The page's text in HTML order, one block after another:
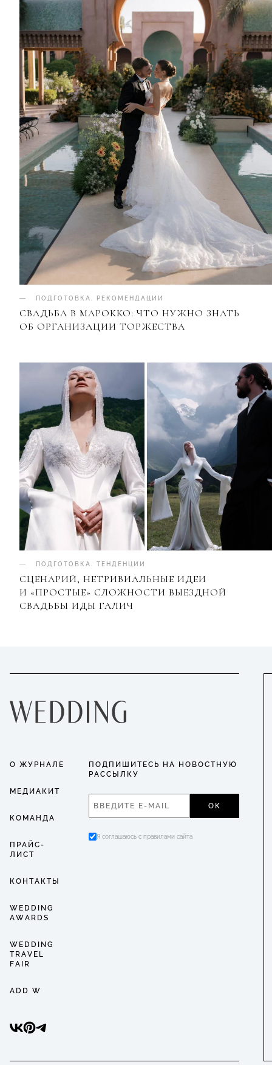
ПОДГОТОВКА РЕКОМЕНДАЦИИ
СВАДЬБА В МАРОККО: ЧТО НУЖНО ЗНАТЬ
ОБ ОРГАНИЗАЦИИ ТОРЖЕСТВА
ПОДГОТОВКА ТЕНДЕНЦИИ
СЦЕНАРИЙ, НЕТРИВИАЛЬНЫЕ ИДЕИ
И «ПРОСТЫЕ» СЛОЖНОСТИ ВЫЕЗДНОЙ
СВАДЬБЫ ИДЫ ГАЛИЧ
О ЖУРНАЛЕ
МЕДИАКИТ
КОМАНДА
ПРАЙС-
ЛИСТ
КОНТАКТЫ
WEDDING
AWARDS
WEDDING
TRAVEL
FAIR
ADD W
ПОДПИШИТЕСЬ НА НОВОСТНУЮ
РАССЫЛКУ
ОК
Я соглашаюсь с правилами сайта